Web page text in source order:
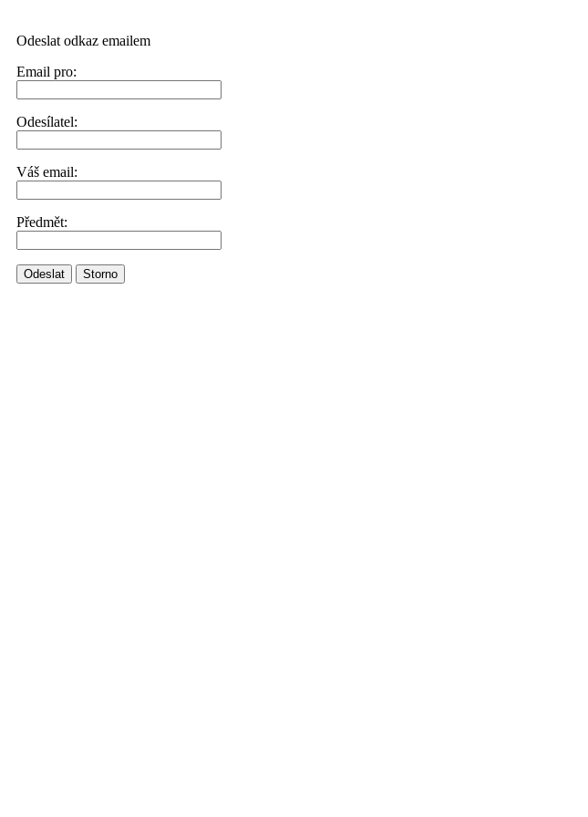
Odeslat odkaz emailem
Email pro:
Odesílatel:
Váš email:
Předmět:
Odeslat Storno